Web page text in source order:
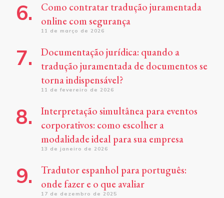
Como contratar tradução juramentada
online com segurança
11 de março de 2026
Documentação jurídica: quando a
tradução juramentada de documentos se
torna indispensável?
11 de fevereiro de 2026
Interpretação simultânea para eventos
corporativos: como escolher a
modalidade ideal para sua empresa
13 de janeiro de 2026
Tradutor espanhol para português:
onde fazer e o que avaliar
17 de dezembro de 2025